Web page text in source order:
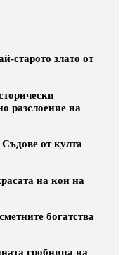
старото злато от
разслоение на
от култа
на кон на
богатства
гробница на